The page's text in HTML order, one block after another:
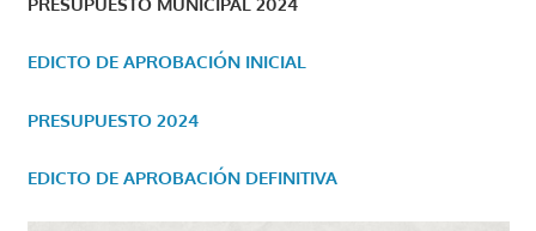
EDICTO DE APROBACIÓN INICIAL
PRESUPUESTO 2024
EDICTO DE APROBACIÓN DEFINITIVA